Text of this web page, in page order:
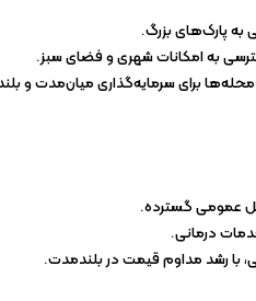
به پارک‌های بزرگ.
به امکانات شهری و فضای سبز.
محله‌ها برای سرمایه‌گذاری میان‌مدت و
عمومی گسترده.
درمانی.
با رشد مداوم قیمت در بلندمدت.